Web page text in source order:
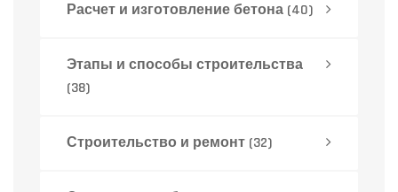
Расчет и изготовление бетона (40)
Этапы и способы строительства
(38)
Строительство и ремонт (32)